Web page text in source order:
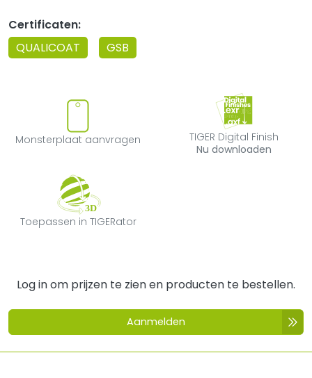
Certificaten:
QUALICOAT
GSB
Monsterplaat aanvragen
Monsterplaat aanvragen
TIGER Digital
TIGER Digital Finish
Nu downloaden
Toepassen in TIGERator
Toepassen in TIGERator
Log in om prijzen te zien en producten te bestellen.
Aanmelden